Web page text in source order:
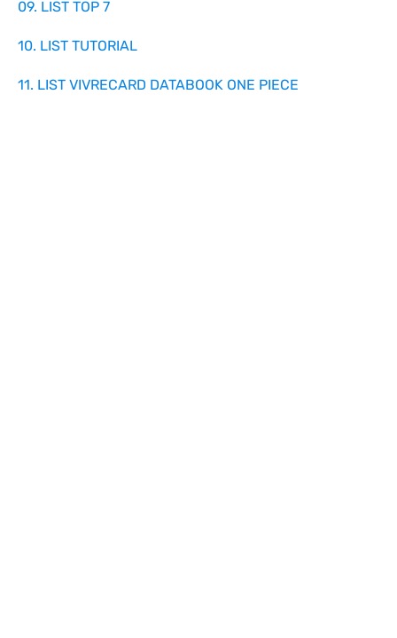
09. LIST TOP 7
10. LIST TUTORIAL
11. LIST VIVRECARD DATABOOK ONE PIECE